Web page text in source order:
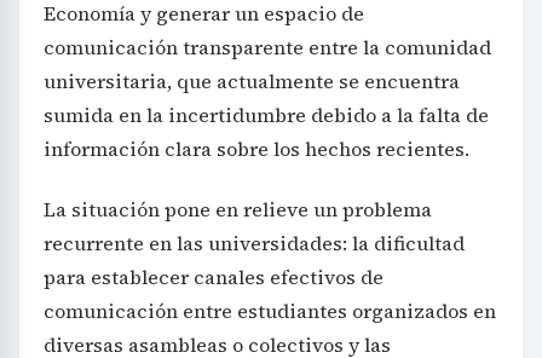
Economía y generar un espacio de
comunicación transparente entre la comunidad
universitaria, que actualmente se encuentra
sumida en la incertidumbre debido a la falta de
información clara sobre los hechos recientes.
La situación pone en relieve un problema
recurrente en las universidades: la dificultad
para establecer canales efectivos de
comunicación entre estudiantes organizados en
diversas asambleas o colectivos y las